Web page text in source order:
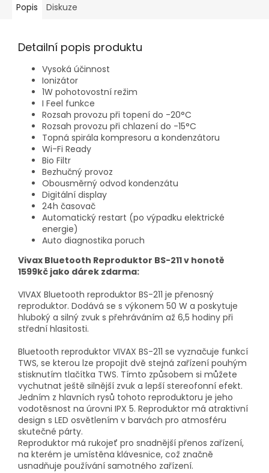
Popis Diskuze
Detailní popis produktu
Vysoká účinnost
Ionizátor
1W pohotovostní režim
I Feel funkce
Rozsah provozu při topení do -20°C
Rozsah provozu při chlazení do -15°C
Topná spirála kompresoru a kondenzátoru
Wi-Fi Ready
Bio Filtr
Bezhučný provoz
Obousměrný odvod kondenzátu
Digitální display
24h časovač
Automatický restart (po výpadku elektrické
energie)
Auto diagnostika poruch
Vivax Bluetooth Reproduktor BS-211 v honotě
1599kč jako dárek zdarma:
VIVAX Bluetooth reproduktor BS-211 je přenosný
reproduktor. Dodává se s výkonem 50 W a poskytuje
hluboký a silný zvuk s přehráváním až 6,5 hodiny při
střední hlasitosti.
Bluetooth reproduktor VIVAX BS-211 se vyznačuje funkcí
TWS, se kterou lze propojit dvě stejná zařízení pouhým
stisknutím tlačítka TWS. Tímto způsobem si můžete
vychutnat ještě silnější zvuk a lepší stereofonní efekt.
Jedním z hlavních rysů tohoto reproduktoru je jeho
vodotěsnost na úrovni IPX 5. Reproduktor má atraktivní
design s LED osvětlením v barvách pro atmosféru
skutečné párty.
Reproduktor má rukojeť pro snadnější přenos zařízení,
na kterém je umístěna klávesnice, což značně
usnadňuje používání samotného zařízení.